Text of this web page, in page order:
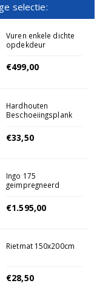
selectie:
Vuren enkele dichte
opdekdeur
Rechtsdraaiend
€499,00
Hardhouten
Beschoeiingsplank
2x15x400cm
€33,50
Ingo 175
geimpregneerd
€1.595,00
Rietmat 150x200cm
€28,50